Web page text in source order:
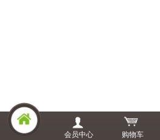
会员中心 购物车